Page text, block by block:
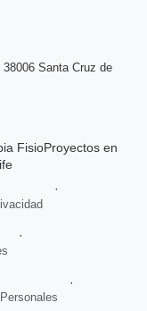
Santa Cruz de
FisioProyectos en
·
·
·